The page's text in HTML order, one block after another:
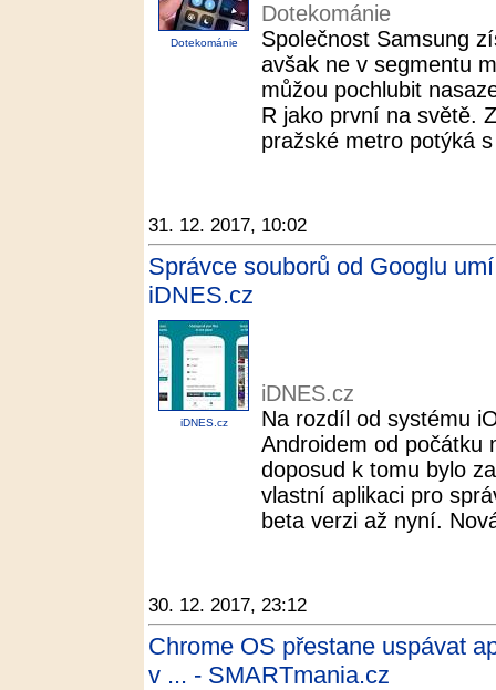
Dotekománie
Dotekománie
Společnost Samsung
avšak ne v segmentu
můžou pochlubit
R jako první na světě.
pražské metro potýká
31. 12. 2017, 10:02
Správce souborů od Googlu
iDNES.cz
iDNES.cz
iDNES.cz
Na rozdíl od systému
Androidem od počátku
doposud k tomu bylo
vlastní aplikaci pro
beta verzi až nyní.
30. 12. 2017, 23:12
Chrome OS přestane uspávat
v ... - SMARTmania.cz